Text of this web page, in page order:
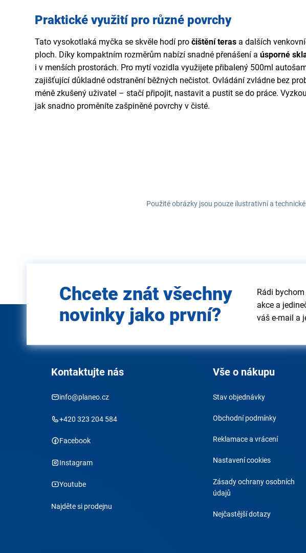
Praktické využití pro různé povrchy
Tato vysokotlaká myčka se skvěle hodí pro čištění teras a dalších
ploch. Díky kompaktním rozměrům nabízí snadné přenášení a úsporné
i v menších prostorách. Pro mytí vozidla využijete přibalený 500ml
zajišťující důkladné odstranění běžných nečistot. Ovládání zvládne bez
méně zkušený uživatel – stačí připojit, nastavit a pustit se do práce.
jak snadno proměníte zašpiněné povrchy v čisté.
Použité obrázky jsou pouze ilustrativní a
e-mail
Chcete znát všechny
novinky jako první?
Rádi
akce a
váš e-mail a
Kontaktujte nás
info@planeo.cz
+420 323 204 584
Facebook
Instagram
Youtube
Najděte si prodejnu
Vše o nákupu
Stav objednávky
Obchodní podmínky
Reklamace a vrácení
Nastavení cookies
Zásady ochrany osobních
údajů
Nejčastější dotazy